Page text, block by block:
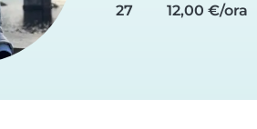
27
12,00 €/ora